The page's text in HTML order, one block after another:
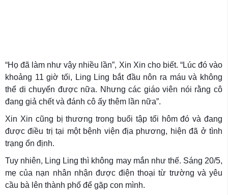
“Họ đã làm như vậy nhiều lần”, Xin Xin cho biết. “Lúc đó vào
khoảng 11 giờ tối, Ling Ling bắt đầu nôn ra máu và không
thể di chuyển được nữa. Nhưng các giáo viên nói rằng cô
đang giả chết và đánh cô ấy thêm lần nữa”.
Xin Xin cũng bị thương trong buổi tập tối hôm đó và đang
được điều trị tại một bệnh viện địa phương, hiện đã ở tình
trạng ổn định.
Tuy nhiên, Ling Ling thì không may mắn như thế. Sáng 20/5,
mẹ của nạn nhân nhận được điện thoại từ trường và yêu
cầu bà lên thành phố để gặp con mình.